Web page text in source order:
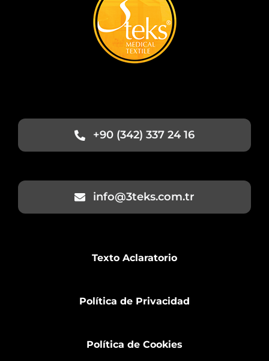
+90 (342) 337 24 16
info@3teks.com.tr
Texto Aclaratorio
Política de Privacidad
Política de Cookies